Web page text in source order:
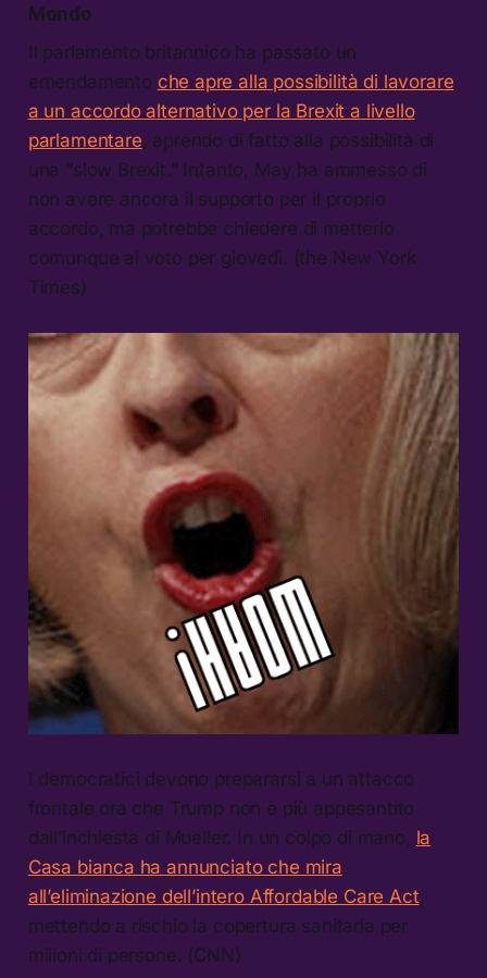
Mondo
Il parlamento britannico ha passato un
emendamento che apre alla possibilità di lavorare
a un accordo alternativo per la Brexit a livello
parlamentare, aprendo di fatto alla possibilità di
una “slow Brexit.” Intanto, May ha ammesso di
non avere ancora il supporto per il proprio
accordo, ma potrebbe chiedere di metterlo
comunque al voto per giovedì. (the New York
Times)
I democratici devono prepararsi a un attacco
frontale ora che Trump non è più appesantito
dall’inchiesta di Mueller. In un colpo di mano, la
Casa bianca ha annunciato che mira
all’eliminazione dell’intero Affordable Care Act
mettendo a rischio la copertura sanitaria per
milioni di persone. (CNN)